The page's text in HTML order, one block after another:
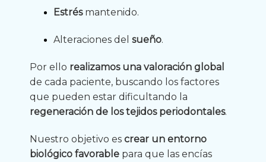
Estrésmantenido.
Alteraciones del sueño.
Por ello realizamos una valoración global
de cada paciente, buscando los factores
que pueden estar dificultando la
regeneración de los tejidos periodontales.
Nuestro objetivo es crear un entorno
biológico favorable para que las encías